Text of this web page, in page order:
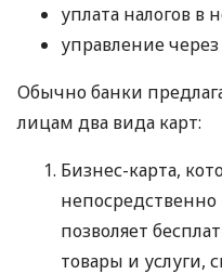
уплата налогов в
управление
Обычно банки
лицам два вида карт:
Бизнес-карта,
непосредственно
позволяет
товары и услуги,